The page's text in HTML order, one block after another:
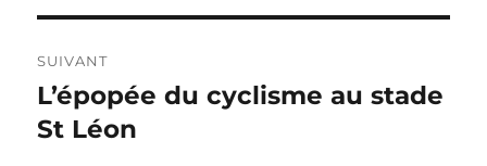
SUIVANT
Publication
suivante :
L’épopée du cyclisme au stade
St Léon